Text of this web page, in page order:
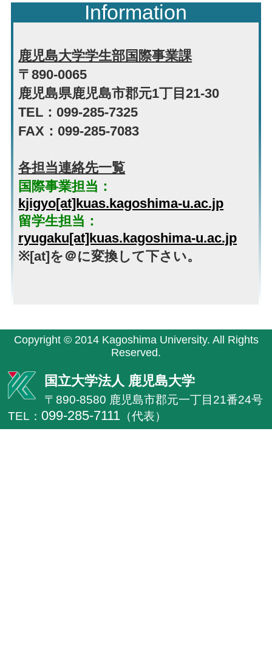
Information
鹿児島大学学生部国際事業課
〒890-0065
鹿児島県鹿児島市郡元1丁目21-30
TEL：099-285-7325
FAX：099-285-7083
各担当連絡先一覧
国際事業担当：
kjigyo[at]kuas.kagoshima-u.ac.jp
留学生担当：
ryugaku[at]kuas.kagoshima-u.ac.jp
※[at]を＠に変換して下さい。
Copyright © 2014 Kagoshima University. All Rights
Reserved.
国立大学法人 鹿児島大学
〒890-8580 鹿児島市郡元一丁目21番24号
TEL：099-285-7111 （代表）